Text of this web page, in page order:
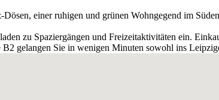
einer ruhigen und grünen Wohngegend im
zu Spaziergängen und Freizeitaktivitäten ein.
gelangen Sie in wenigen Minuten sowohl ins